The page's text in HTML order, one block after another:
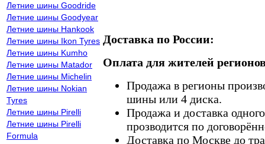
Летние шины Goodride
Летние шины Goodyear
Летние шины Hankook
Летние шины Ikon Tyres
Летние шины Kumho
Летние шины Matador
Летние шины Michelin
Летние шины Nokian
Tyres
Летние шины Pirelli
Летние шины Pirelli
Formula
Доставка по России:
Оплата для жителей
Продажа в регионы
шины или 4 диска.
Продажа и доставка
прозводится по
Доставка по Москве до